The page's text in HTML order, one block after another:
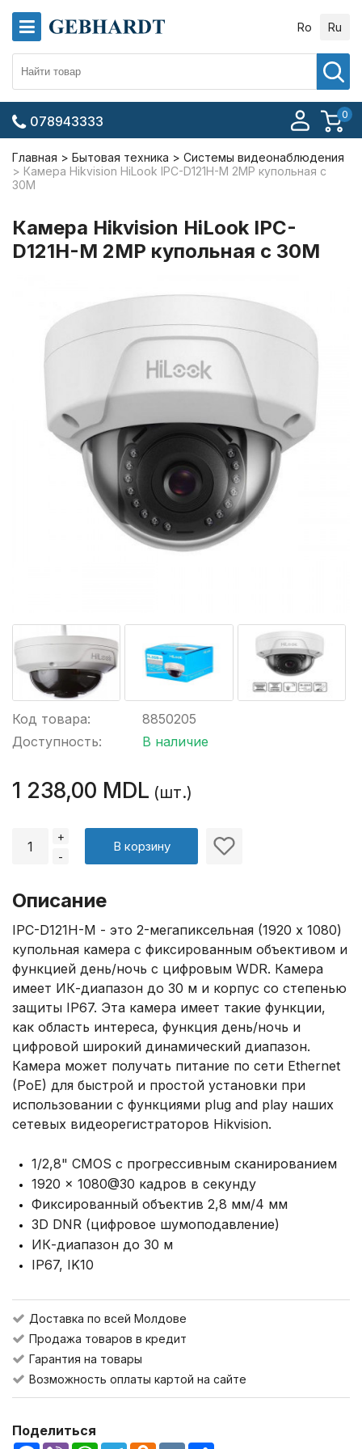
Ro Ru
0
078943333
Главная Бытовая техника
Системы видеонаблюдения
Камера Hikvision HiLook IPC-D121H-M 2MP купольная с
30M
Камера Hikvision HiLook IPC-
D121H-M 2MP купольная с 30M
Код товара:
Доступность:
8850205
В наличие
1 238,00 MDL (шт.)
+
-
В корзину
Описание
IPC-D121H-M - это 2-мегапиксельная (1920 x 1080)
купольная камера с фиксированным объективом и
функцией день/ночь с цифровым WDR. Камера
имеет ИК-диапазон до 30 м и корпус со степенью
защиты IP67. Эта камера имеет такие функции,
как область интереса, функция день/ночь и
цифровой широкий динамический диапазон.
Камера может получать питание по сети Ethernet
(PoE) для быстрой и простой установки при
использовании с функциями plug and play наших
сетевых видеорегистраторов Hikvision.
1/2,8" CMOS с прогрессивным сканированием
1920 × 1080@30 кадров в секунду
Фиксированный объектив 2,8 мм/4 мм
3D DNR (цифровое шумоподавление)
ИК-диапазон до 30 м
IP67, IK10
Доставка по всей Молдове
Продажа товаров в кредит
Гарантия на товары
Возможность оплаты картой на сайте
Поделиться